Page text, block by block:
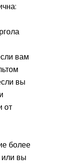
вам
вы
от
более
или вы